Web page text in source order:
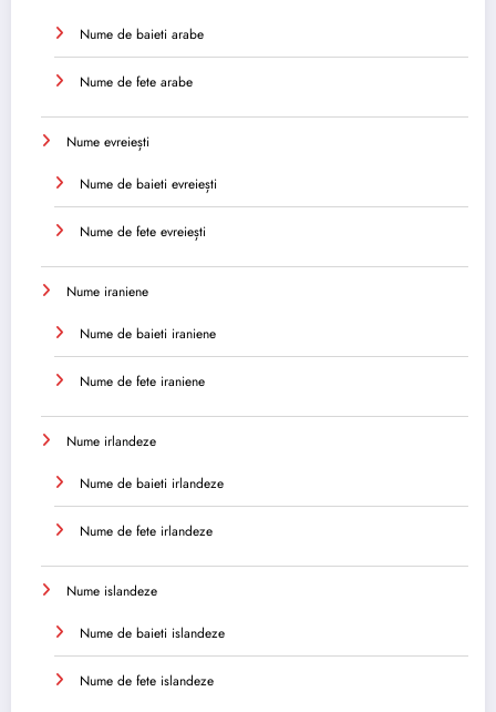
Nume de baieti arabe
Nume de fete arabe
Nume evreiești
Nume de baieti evreiești
Nume de fete evreiești
Nume iraniene
Nume de baieti iraniene
Nume de fete iraniene
Nume irlandeze
Nume de baieti irlandeze
Nume de fete irlandeze
Nume islandeze
Nume de baieti islandeze
Nume de fete islandeze